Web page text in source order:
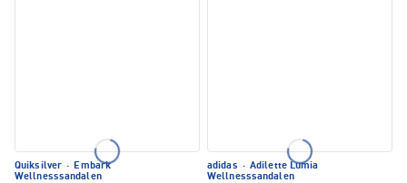
Quiksilver · Embark
Wellnesssandalen
adidas · Adilette Lumia
Wellnesssandalen